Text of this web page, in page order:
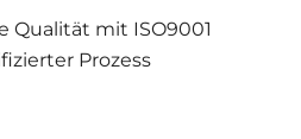
Qualität mit ISO9001
Prozess